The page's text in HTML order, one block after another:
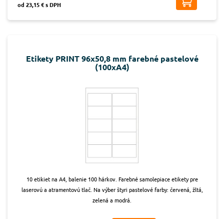
od 23,15 € s DPH
Etikety PRINT 96x50,8 mm farebné pastelové
(100xA4)
10 etikiet na A4, balenie 100 hárkov. Farebné samolepiace etikety pre
laserovú a atramentovú tlač. Na výber štyri pastelové farby: červená, žltá,
zelená a modrá.